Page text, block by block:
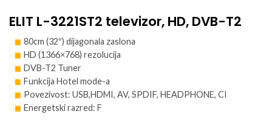
ELIT L-3221ST2 televizor, HD, DVB-T2
80cm (32″) dijagonala zaslona
HD (1366×768) rezolucija
DVB-T2 Tuner
Funkcija Hotel mode-a
Povezivost: USB,HDMI, AV, SPDIF, HEADPHONE, CI
Energetski razred: F